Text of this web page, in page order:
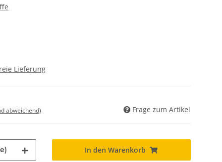
Lieferung
abweichend) Frage zum Artikel
In den Warenkorb